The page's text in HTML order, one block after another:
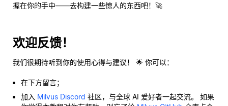
握在你的手中——去构建一些惊人的东西吧！🚀
欢迎反馈！
我们很期待听到你的使用心得与建议！ 🌟 你可以：
在下方留言；
加入 Milvus Discord 社区，与全球 AI 爱好者一起交流。 如果